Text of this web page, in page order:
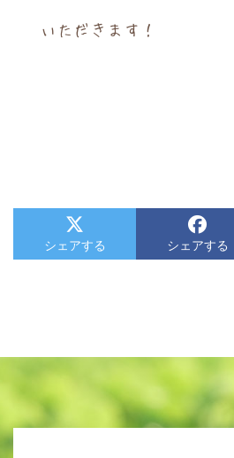
いただきます！
シェアする シェアする